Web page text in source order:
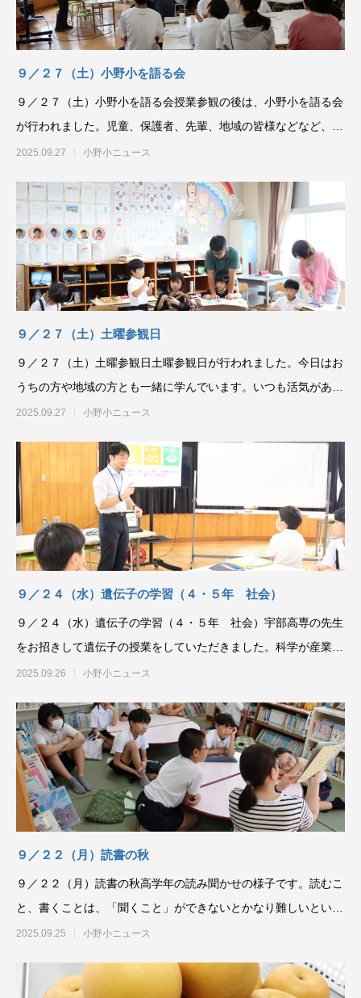
９／２７（土）小野小を語る会
９／２７（土）小野小を語る会授業参観の後は、小野小を語る会
が行われました。児童、保護者、先輩、地域の皆様などなど、た
くさんの方が集まって
2025.09.27 小野小ニュース
９／２７（土）土曜参観日
９／２７（土）土曜参観日土曜参観日が行われました。今日はお
うちの方や地域の方とも一緒に学んでいます。いつも活気がある
のですが、今日はそれ
2025.09.27 小野小ニュース
９／２４（水）遺伝子の学習（４・５年 社会）
９／２４（水）遺伝子の学習（４・５年 社会）宇部高専の先生
をお招きして遺伝子の授業をしていただきました。科学が産業に
与える影響はこれから
2025.09.26 小野小ニュース
９／２２（月）読書の秋
９／２２（月）読書の秋高学年の読み聞かせの様子です。読むこ
と、書くことは、「聞くこと」ができないとかなり難しいといわ
れています。文字を音
2025.09.25 小野小ニュース